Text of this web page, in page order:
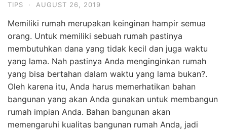
TIPS · AUGUST 26, 2019
Memiliki rumah merupakan keinginan hampir semua
orang. Untuk memiliki sebuah rumah pastinya
membutuhkan dana yang tidak kecil dan juga waktu
yang lama. Nah pastinya Anda menginginkan rumah
yang bisa bertahan dalam waktu yang lama bukan?.
Oleh karena itu, Anda harus memerhatikan bahan
bangunan yang akan Anda gunakan untuk membangun
rumah impian Anda. Bahan bangunan akan
memengaruhi kualitas bangunan rumah Anda, jadi